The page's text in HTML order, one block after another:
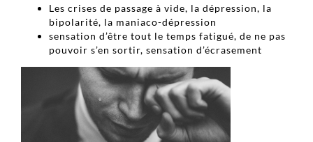
Les crises de passage à vide, la dépression, la
bipolarité, la maniaco-dépression
sensation d’être tout le temps fatigué, de ne pas
pouvoir s’en sortir, sensation d’écrasement